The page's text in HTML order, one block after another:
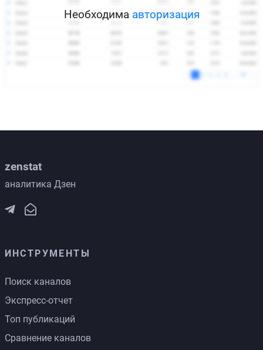
Необходима авторизация
zenstat
аналитика Дзен
ИНСТРУМЕНТЫ
Поиск каналов
Экспресс-отчет
Топ публикаций
Сравнение каналов